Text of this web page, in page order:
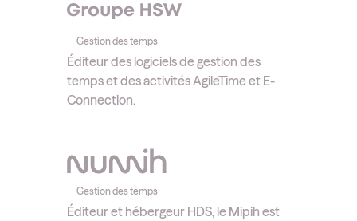
Gestion des temps
Éditeur des logiciels de gestion des
temps et des activités AgileTime et E-
Connection.
Gestion des temps
Éditeur et hébergeur HDS, le Mipih est